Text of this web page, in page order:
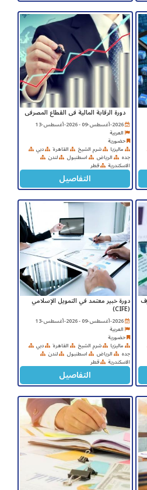
دورة الرقابة المالية فى القطاع المصرفى
2026-أغسطس-09 - 2026-أغسطس-13
العربية
حضورية
ماليزيا شرم الشيخ القاهرة دبي
جده الرياض اسطنبول لندن
الاسكندرية قطر
التفاصيل
دورة خبير معتمد في التمويل الإسلامي
(CIFE)
2026-أغسطس-09 - 2026-أغسطس-13
العربية
حضورية
ماليزيا شرم الشيخ القاهرة دبي
جده الرياض اسطنبول لندن
الاسكندرية قطر
التفاصيل